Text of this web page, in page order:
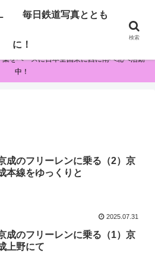
日鉄道写真とともに！
をベースに日本全国東に西に南へ北へ活動
中！
成のフリーレンに乗る（2）京
本線をゆっくりと
2025.07.31
成のフリーレンに乗る（1）京
上野にて
毎日鉄道写真ととも
に！
検索